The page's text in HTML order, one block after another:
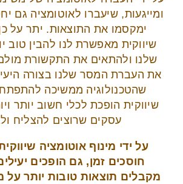
ומייגעות, שיעברו לאוטומציה גם
ימקסמו את התוצאות. יתר על
שיווקית מאפשרת לנו להבין טוב
שלנו ולהתאים את התקשורת
את העברת המסר שלנו בצורה
שהטכנולוגיה ממשיכה
שיווקית הופכת לכלי חשוב יותר
עסקים שרוצים להצליח
על ידי מינוף אוטומציה
חוסכים זמן, גם הופכים
מקבלים תוצאות טובות יותר על